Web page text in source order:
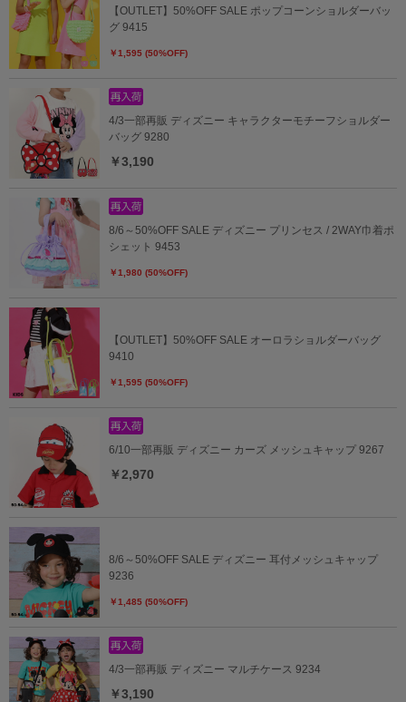
【OUTLET】50%OFF SALE ポップコーンショルダーバッ
グ 9415
￥1,595 (50%OFF)
4/3一部再販 ディズニー キャラクターモチーフショルダー
バッグ 9280
￥3,190
8/6～50%OFF SALE ディズニー プリンセス / 2WAY巾着ポ
シェット 9453
￥1,980 (50%OFF)
【OUTLET】50%OFF SALE オーロラショルダーバッグ
9410
￥1,595 (50%OFF)
6/10一部再販 ディズニー カーズ メッシュキャップ 9267
￥2,970
8/6～50%OFF SALE ディズニー 耳付メッシュキャップ
9236
￥1,485 (50%OFF)
4/3一部再販 ディズニー マルチケース 9234
￥3,190